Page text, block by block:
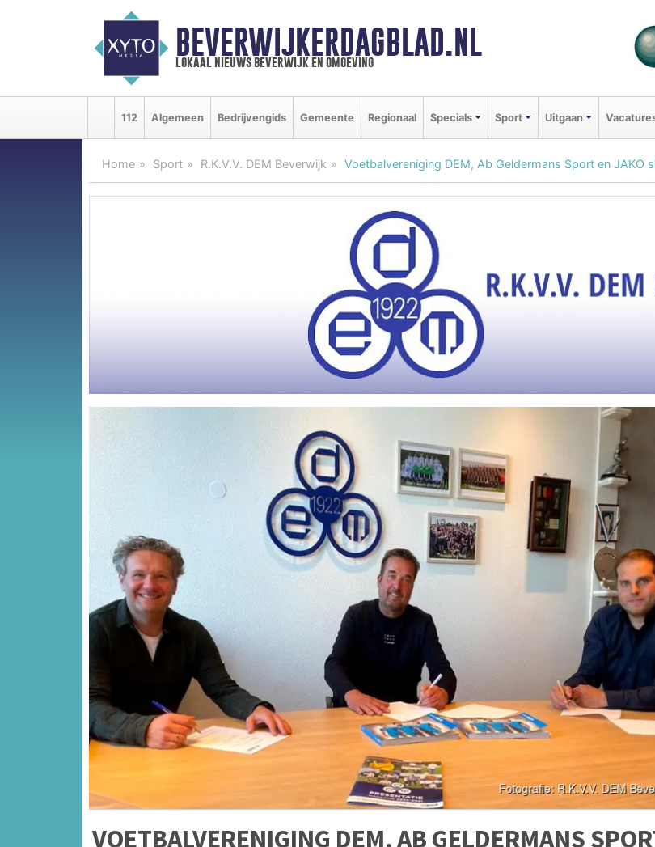
BEVERWIJKERDAGBLAD.NL
lokaal nieuws beverwijk en omgeving
112 Algemeen Bedrijvengids Gemeente Regionaal Specials Sport Uitgaan
Home Sport R.K.V.V. DEM Beverwijk Voetbalvereniging DEM, Ab Geldermans Sport en JAKO
VOETBALVERENIGING DEM, AB GELDERMANS